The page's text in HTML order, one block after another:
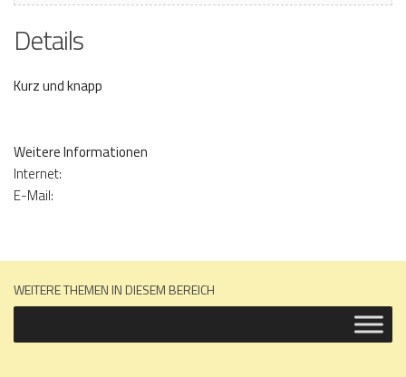
Details
Kurz und knapp
Weitere Informationen
Internet:
E-Mail:
WEITERE THEMEN IN DIESEM BEREICH